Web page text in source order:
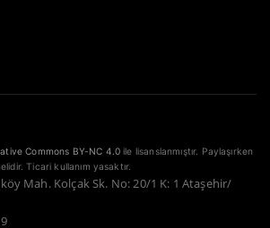
Commons BY-NC 4.0 ile lisanslanmıştır. Paylaşırken
Ticari kullanım yasaktır.
Mah. Kolçak Sk. No: 20/1 K: 1 Ataşehir/